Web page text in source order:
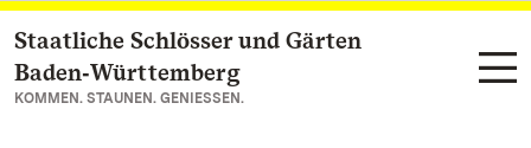
Zum Hauptinhalt springen
Staatliche Schlösser und Gärten
Baden‑Württemberg
KOMMEN. STAUNEN. GENIESSEN.